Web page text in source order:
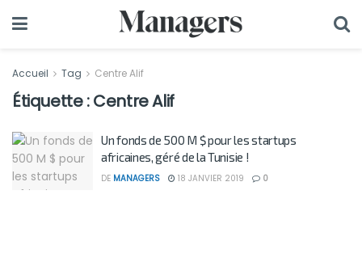
Accueil Tag Centre Alif
Étiquette :Centre Alif
Un fonds de 500 M $ pour les startups
africaines, géré de la Tunisie !
DE MANAGERS 18 JANVIER 2019 0